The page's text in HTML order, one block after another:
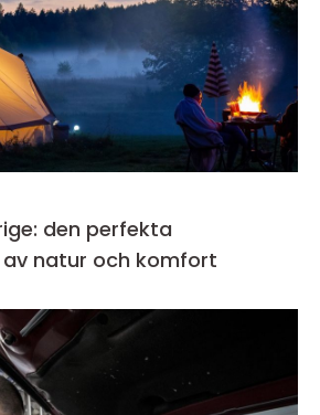
den perfekta
natur och komfort